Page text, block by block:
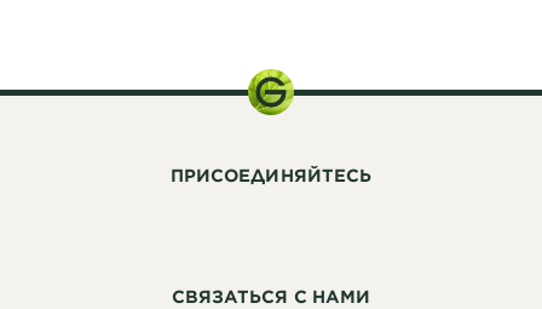
СВЯЗАТЬСЯ С НАМИ
ПРИСОЕДИНЯЙТЕСЬ